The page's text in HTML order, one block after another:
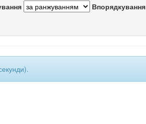
Впорядкування